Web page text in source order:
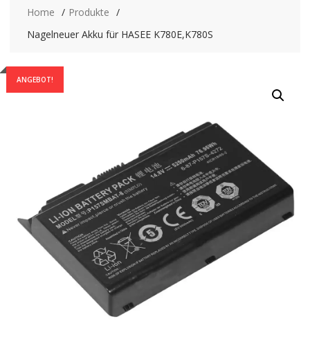
Home
Produkte
Nagelneuer Akku für HASEE K780E,K780S
ANGEBOT!